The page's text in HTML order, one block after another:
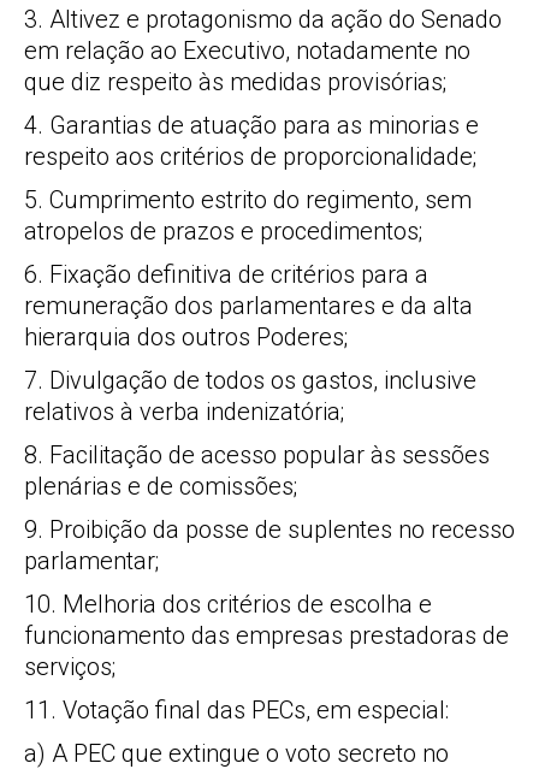
3. Altivez e protagonismo da ação do Senado
em relação ao Executivo, notadamente no
que diz respeito às medidas provisórias;
4. Garantias de atuação para as minorias e
respeito aos critérios de proporcionalidade;
5. Cumprimento estrito do regimento, sem
atropelos de prazos e procedimentos;
6. Fixação definitiva de critérios para a
remuneração dos parlamentares e da alta
hierarquia dos outros Poderes;
7. Divulgação de todos os gastos, inclusive
relativos à verba indenizatória;
8. Facilitação de acesso popular às sessões
plenárias e de comissões;
9. Proibição da posse de suplentes no recesso
parlamentar;
10. Melhoria dos critérios de escolha e
funcionamento das empresas prestadoras de
serviços;
11. Votação final das PECs, em especial:
a) A PEC que extingue o voto secreto no